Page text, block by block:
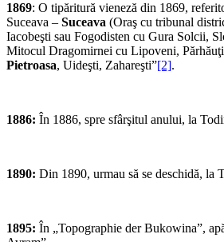
1869: O tipăritură vieneză din 1869,
Suceava – Suceava (Oraş cu tribunal
Iacobeşti sau Fogodisten cu Gura Solcii,
Mitocul Dragomirnei cu Lipoveni,
Pietroasa, Uideşti, Zahareşti”[2].
1886: În 1886, spre sfârşitul anului, la
1890: Din 1890, urmau să se deschidă, la
1895: În „Topographie der Bukowina”,